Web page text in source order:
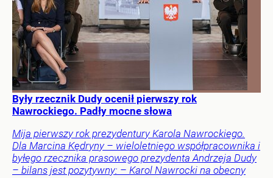
Były rzecznik Dudy ocenił pierwszy rok
Nawrockiego. Padły mocne słowa
Mija pierwszy rok prezydentury Karola Nawrockiego.
Dla Marcina Kędryny – wieloletniego współpracownika i
byłego rzecznika prasowego prezydenta Andrzeja Dudy
– bilans jest pozytywny: – Karol Nawrocki na obecny